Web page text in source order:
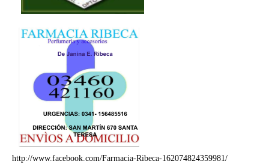
http://www.facebook.com/Farmacia-Ribeca-162074824359981/